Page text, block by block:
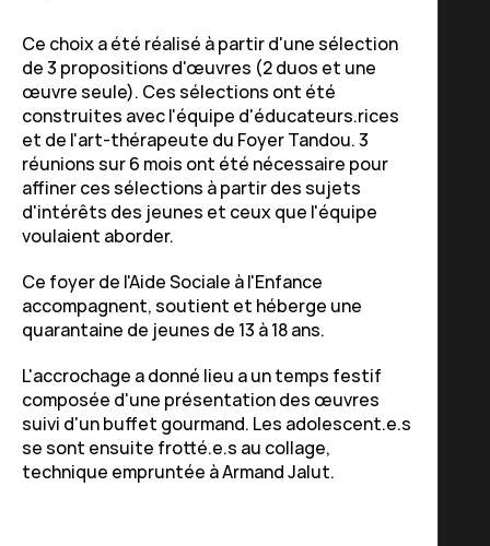
Ce choix a été réalisé à partir d'une sélection
de 3 propositions d'œuvres (2 duos et une
œuvre seule). Ces sélections ont été
construites avec l'équipe d'éducateurs.rices
et de l'art-thérapeute du Foyer Tandou. 3
réunions sur 6 mois ont été nécessaire pour
affiner ces sélections à partir des sujets
d'intérêts des jeunes et ceux que l'équipe
voulaient aborder.
Ce foyer de l'Aide Sociale à l'Enfance
accompagnent, soutient et héberge une
quarantaine de jeunes de 13 à 18 ans.
L'accrochage a donné lieu a un temps festif
composée d'une présentation des œuvres
suivi d'un buffet gourmand. Les adolescent.e.s
se sont ensuite frotté.e.s au collage,
technique empruntée à Armand Jalut.